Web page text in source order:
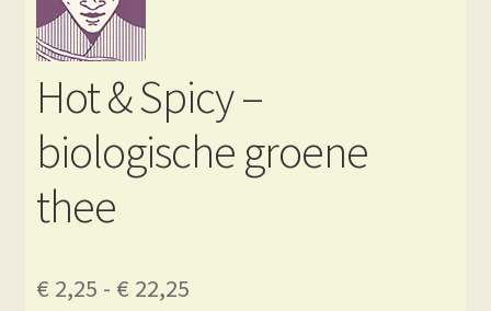
Hot & Spicy –
biologische groene
thee
€ 2,25 - € 22,25Prijsklasse: